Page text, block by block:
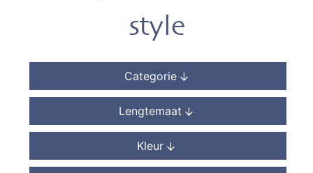
style
Categorie
Lengtemaat
Kleur